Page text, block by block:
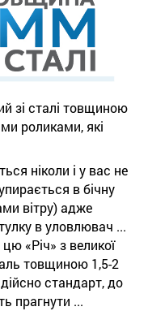
зі сталі товщиною
роликами, які
ніколи і у вас не
в бічну
вітру) адже
в уловлювач ...
«Річ» з великої
товщиною 1,5-2
стандарт, до
прагнути ...